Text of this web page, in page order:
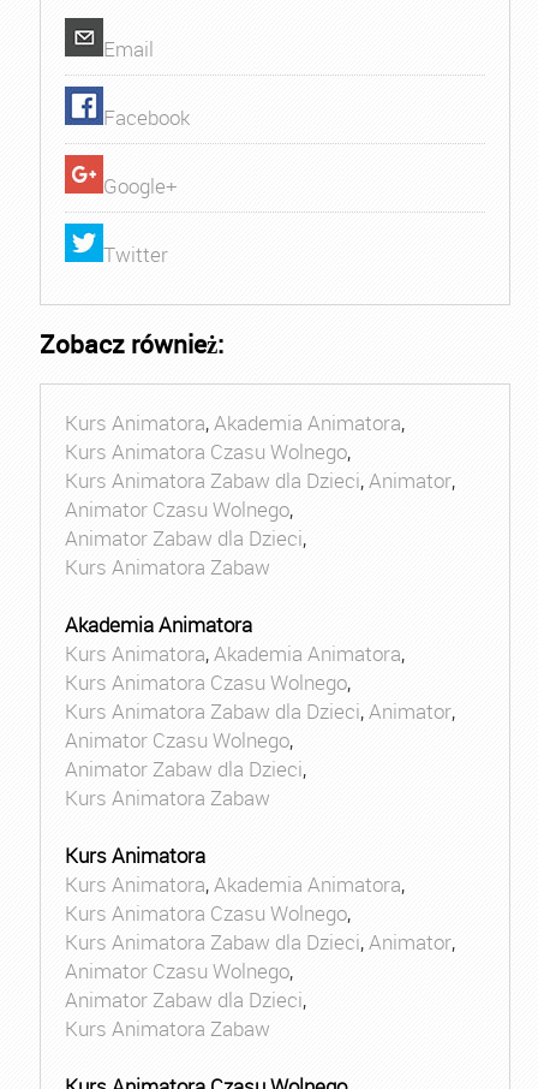
Email
Facebook
Google+
Twitter
Zobacz również:
Kurs Animatora,Akademia Animatora,
Kurs Animatora Czasu Wolnego,
Kurs Animatora Zabaw dla Dzieci,Animator,
Animator Czasu Wolnego,
Animator Zabaw dla Dzieci,
Kurs Animatora Zabaw
Akademia Animatora
Kurs Animatora,Akademia Animatora,
Kurs Animatora Czasu Wolnego,
Kurs Animatora Zabaw dla Dzieci,Animator,
Animator Czasu Wolnego,
Animator Zabaw dla Dzieci,
Kurs Animatora Zabaw
Kurs Animatora
Kurs Animatora,Akademia Animatora,
Kurs Animatora Czasu Wolnego,
Kurs Animatora Zabaw dla Dzieci,Animator,
Animator Czasu Wolnego,
Animator Zabaw dla Dzieci,
Kurs Animatora Zabaw